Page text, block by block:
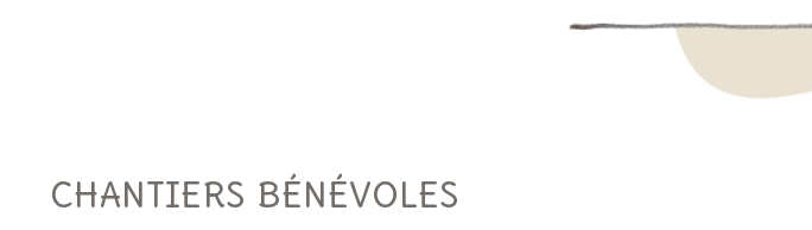
CHANTIERS BÉNÉVOLES